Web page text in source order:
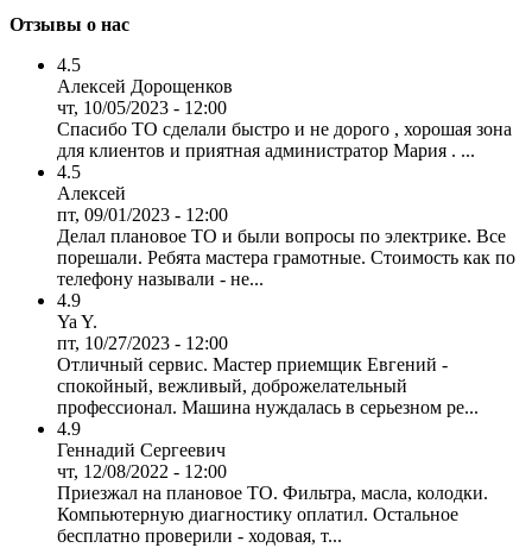
Отзывы о нас
4.5
Алексей Дорощенков
чт, 10/05/2023 - 12:00
Спасибо ТО сделали быстро и не дорого , хорошая зона
для клиентов и приятная администратор Мария . ...
4.5
Алексей
пт, 09/01/2023 - 12:00
Делал плановое ТО и были вопросы по электрике. Все
порешали. Ребята мастера грамотные. Стоимость как по
телефону называли - не...
4.9
Ya Y.
пт, 10/27/2023 - 12:00
Отличный сервис. Мастер приемщик Евгений -
спокойный, вежливый, доброжелательный
профессионал. Машина нуждалась в серьезном ре...
4.9
Геннадий Сергеевич
чт, 12/08/2022 - 12:00
Приезжал на плановое ТО. Фильтра, масла, колодки.
Компьютерную диагностику оплатил. Остальное
бесплатно проверили - ходовая, т...